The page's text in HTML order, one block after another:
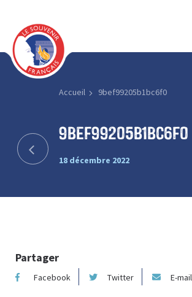
Accueil 9bef99205b1bc6f0
9bef99205b1bc6f0
18 décembre 2022
Partager
Facebook Twitter E-mail